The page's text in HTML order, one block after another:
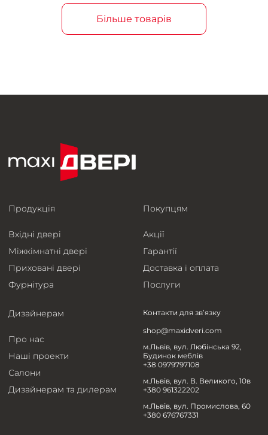
Більше товарів
Продукція
Вхідні двері
Міжкімнатні двері
Приховані двері
Фурнітура
Покупцям
Акції
Гарантії
Доставка і оплата
Послуги
Дизайнерам
Про нас
Наші проекти
Салони
Дизайнерам та дилерам
Контакти для зв’язку
shop@maxidveri.com
м.Львів, вул. Любінська 92,
Будинок меблів
+38 0979797108
м.Львів, вул. В. Великого, 10в
+380 961322202
м.Львів, вул. Промислова, 60
+380 676767331